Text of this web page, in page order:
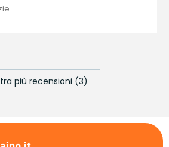
più recensioni (3)